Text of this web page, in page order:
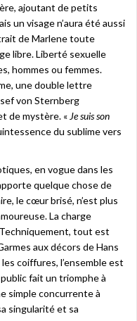
ajoutant de petits
un visage n’aura été aussi
de Marlene toute
libre. Liberté sexuelle
hommes ou femmes.
une double lettre
von Sternberg
de mystère. « Je suis son
du sublime vers
en vogue dans les
quelque chose de
le cœur brisé, n’est plus
La charge
tout est
aux décors de Hans
coiffures, l’ensemble est
fait un triomphe à
simple concurrente à
singularité et sa